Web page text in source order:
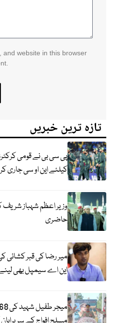
and website in this browser
تازہ ترین خبریں
پی سی بی نے قومی
کیلئے این او سی جاری
وزیر اعظم شہباز شریف
حاضری
میر رضا کی قبر کشائی
این اے سیمپل بھی